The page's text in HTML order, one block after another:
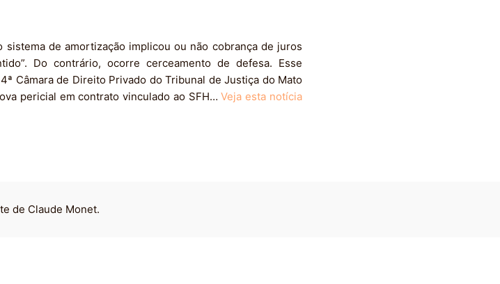
de amortização implicou ou não cobrança de juros
Do contrário, ocorre cerceamento de defesa. Esse
Câmara de Direito Privado do Tribunal de Justiça do Mato
pericial em contrato vinculado ao SFH…Veja esta notícia
de Claude Monet.